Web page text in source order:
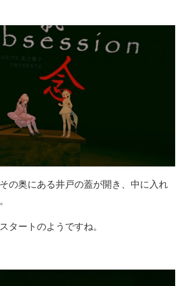
の奥にある井戸の蓋が開き、中に入れ
タートのようですね。